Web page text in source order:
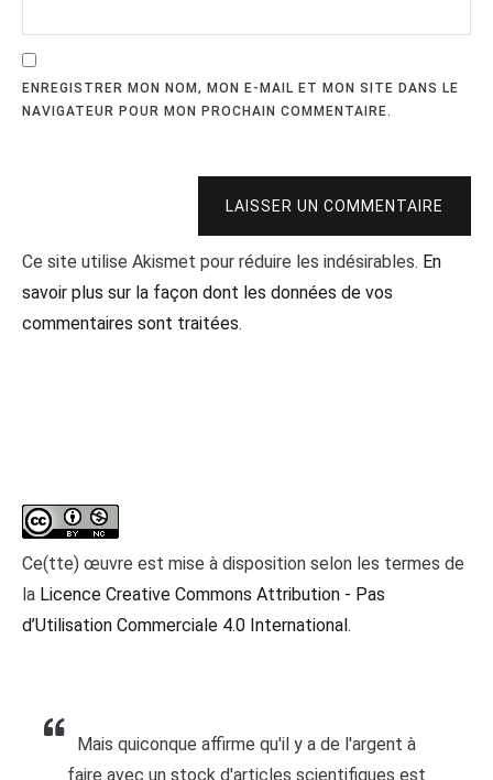
ENREGISTRER MON NOM, MON E-MAIL ET MON SITE DANS LE
NAVIGATEUR POUR MON PROCHAIN COMMENTAIRE.
LAISSER UN COMMENTAIRE
Ce site utilise Akismet pour réduire les indésirables. En
savoir plus sur la façon dont les données de vos
commentaires sont traitées.
Ce(tte) œuvre est mise à disposition selon les termes de
la Licence Creative Commons Attribution - Pas
d’Utilisation Commerciale 4.0 International.
Mais quiconque affirme qu'il y a de l'argent à
faire avec un stock d'articles scientifiques est